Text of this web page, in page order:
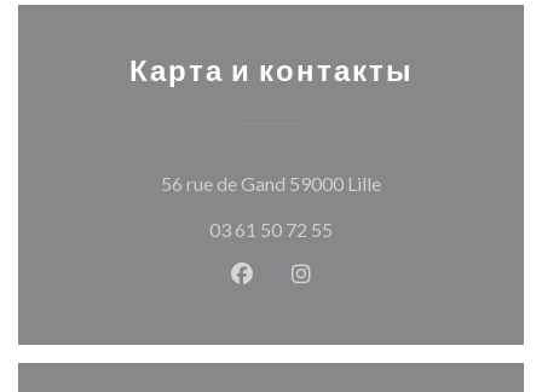
Карта и контакты
56 rue de Gand 59000 Lille((открывается в
03 61 50 72 55
Facebook ((открывается в
Instagram